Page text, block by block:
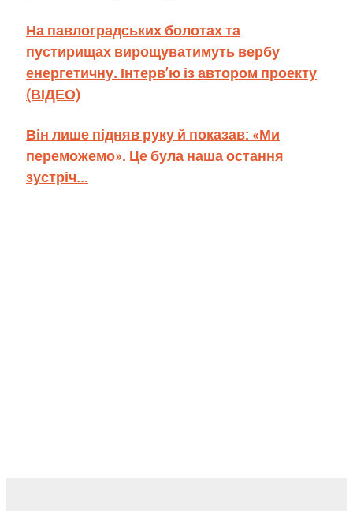
На павлоградських болотах та
пустирищах вирощуватимуть вербу
енергетичну. Інтерв’ю із автором проекту
(ВІДЕО)
Він лише підняв руку й показав: «Ми
переможемо». Це була наша остання
зустріч...